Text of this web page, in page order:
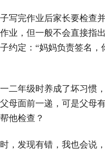
写完作业后家长要检查
业，但一般不会直接指
约定：“妈妈负责签名，
二年级时养成了坏习惯
母面前一递，可是父母
他检查？
，发现有错，我也会说